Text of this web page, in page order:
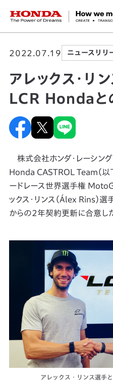
HONDA The Power of
2022.07.19 ニュースリリ
アレックス・リ
LCR Hondaと
株式会社ホンダ・レーシング
Honda CASTROL Team（以
ードレース世界選手権
ックス・リンス（Álex Rins）
からの2年契約更新に合意し
アレックス・リンス選手